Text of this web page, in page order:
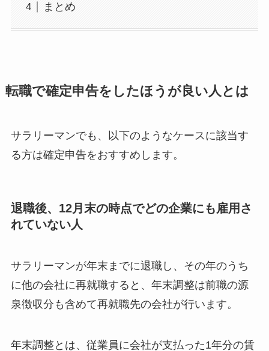
まとめ
転職で確定申告をしたほうが良い人とは
サラリーマンでも、以下のようなケースに該当す
る方は確定申告をおすすめします。
退職後、12月末の時点でどの企業にも雇用さ
れていない人
サラリーマンが年末までに退職し、その年のうち
に他の会社に再就職すると、年末調整は前職の源
泉徴収分も含めて再就職先の会社が行います。
年末調整とは、従業員に会社が支払った1年分の賃